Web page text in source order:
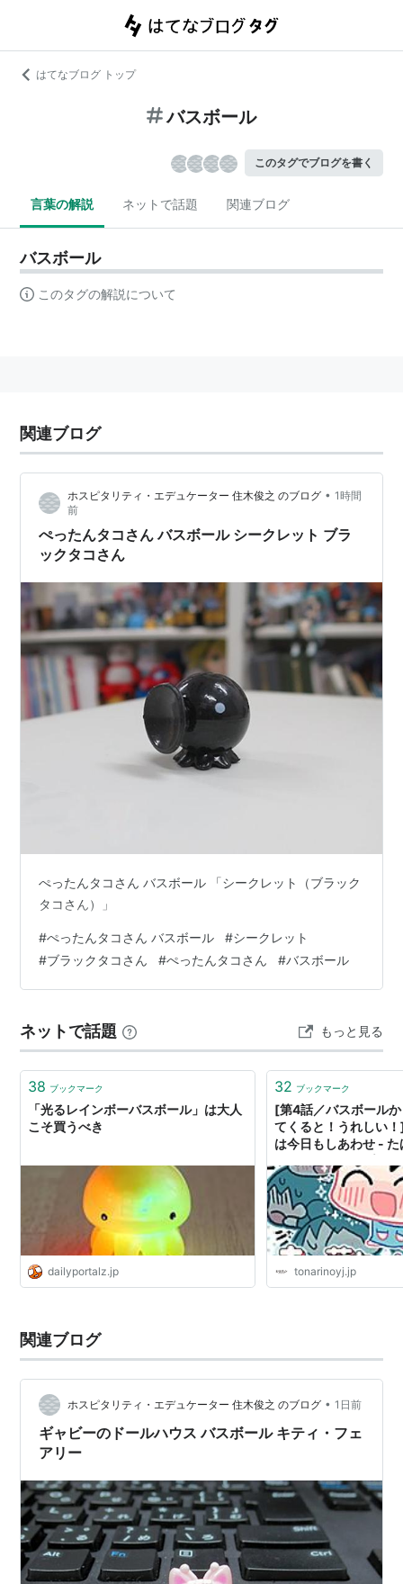
はてなブログ トップ
バスボール
このタグでブログを書く
言葉の解説 ネットで話題 関連ブログ
バスボール
このタグの解説について
関連ブログ
ホスピタリティ・エデュケーター 住木俊之 のブログ • 1時間
前
ぺったんタコさん バスボール シークレット ブラ
ックタコさん
ぺったんタコさん バスボール 「シークレット（ブラック
タコさん）」
#ぺったんタコさん バスボール #シークレット
#ブラックタコさん #ぺったんタコさん #バスボール
ネットで話題 もっと見る
38 ブックマーク
「光るレインボーバスボール」は大人
こそ買うべき
dailyportalz.jp
32 ブックマーク
[第4話／バスボール
てくると！うれしい
は今日もしあわせ -
tonarinoyj.jp
関連ブログ
ホスピタリティ・エデュケーター 住木俊之 のブログ • 1日前
ギャビーのドールハウス バスボール キティ・フェ
アリー